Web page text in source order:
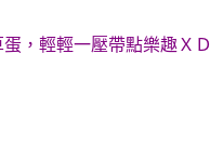
，輕輕一壓帶點樂趣ＸＤ